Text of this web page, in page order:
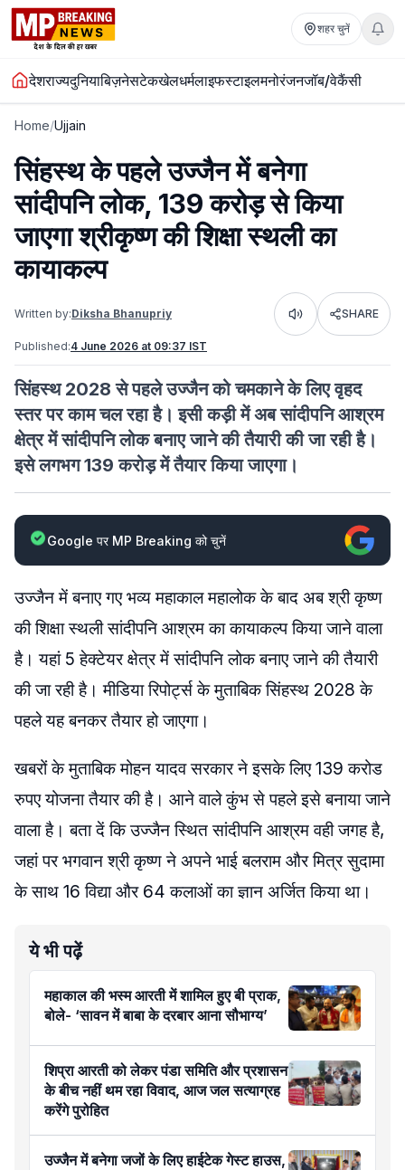
शहर चुनें
देशराज्यदुनियाबिज़नेसटेकखेलधर्मलाइफस्टाइलमनोरंजनजॉब/वेकैंसी
Home/Ujjain
सिंहस्थ के पहले उज्जैन में बनेगा
सांदीपनि लोक, 139 करोड़ से किया
जाएगा श्रीकृष्ण की शिक्षा स्थली का
कायाकल्प
Written by:Diksha Bhanupriy Listen SHARE
Published:4 June 2026 at 09:37 IST
सिंहस्थ 2028 से पहले उज्जैन को चमकाने के लिए वृहद
स्तर पर काम चल रहा है। इसी कड़ी में अब सांदीपनि आश्रम
क्षेत्र में सांदीपनि लोक बनाए जाने की तैयारी की जा रही है।
इसे लगभग 139 करोड़ में तैयार किया जाएगा।
Google पर MP Breaking को चुनें
उज्जैन में बनाए गए भव्य महाकाल महालोक के बाद अब श्री कृष्ण
की शिक्षा स्थली सांदीपनि आश्रम का कायाकल्प किया जाने वाला
है। यहां 5 हेक्टेयर क्षेत्र में सांदीपनि लोक बनाए जाने की तैयारी
की जा रही है। मीडिया रिपोर्ट्स के मुताबिक सिंहस्थ 2028 के
पहले यह बनकर तैयार हो जाएगा।
खबरों के मुताबिक मोहन यादव सरकार ने इसके लिए 139 करोड
रुपए योजना तैयार की है। आने वाले कुंभ से पहले इसे बनाया जाने
वाला है। बता दें कि उज्जैन स्थित सांदीपनि आश्रम वही जगह है,
जहां पर भगवान श्री कृष्ण ने अपने भाई बलराम और मित्र सुदामा
के साथ 16 विद्या और 64 कलाओं का ज्ञान अर्जित किया था।
ये भी पढ़ें
महाकाल की भस्म आरती में शामिल हुए बी प्राक,
बोले- ‘सावन में बाबा के दरबार आना सौभाग्य’
शिप्रा आरती को लेकर पंडा समिति और प्रशासन
के बीच नहीं थम रहा विवाद, आज जल सत्याग्रह
करेंगे पुरोहित
उज्जैन में बनेगा जजों के लिए हाईटेक गेस्ट हाउस,